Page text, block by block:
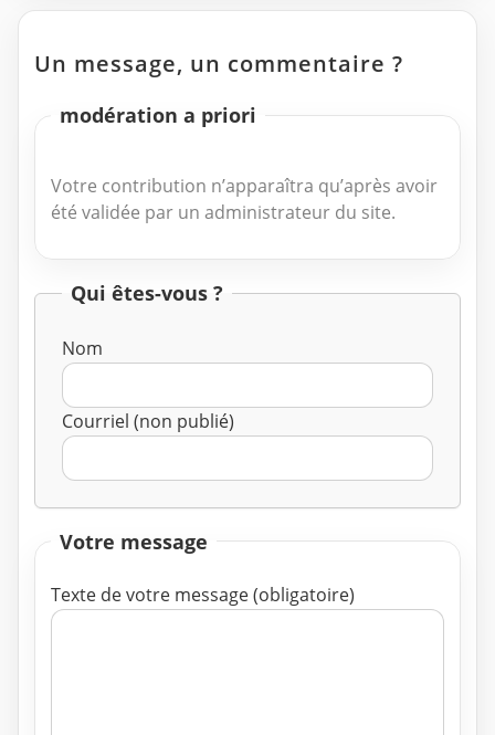
Un message, un commentaire ?
modération a priori
Votre contribution n’apparaîtra qu’après avoir
été validée par un administrateur du site.
Qui êtes-vous ?
Nom
Courriel (non publié)
Votre message
Texte de votre message (obligatoire)